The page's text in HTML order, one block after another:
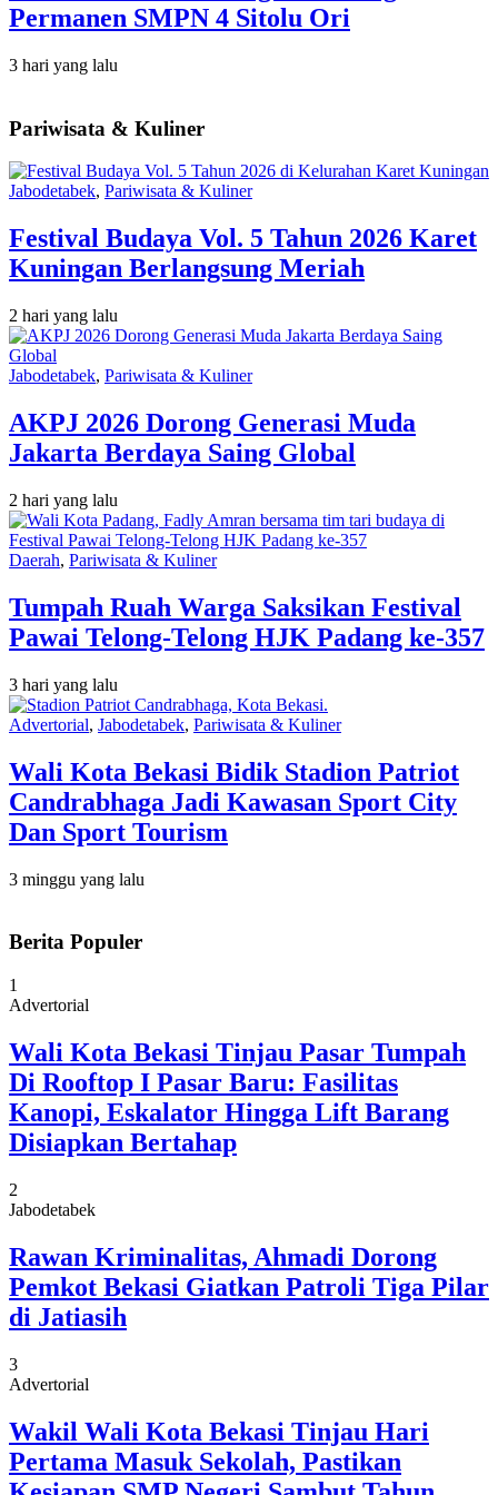
Permanen SMPN 4 Sitolu Ori
3 hari yang lalu
Pariwisata & Kuliner
Jabodetabek, Pariwisata & Kuliner
Festival Budaya Vol. 5 Tahun 2026 Karet
Kuningan Berlangsung Meriah
2 hari yang lalu
Jabodetabek, Pariwisata & Kuliner
AKPJ 2026 Dorong Generasi Muda
Jakarta Berdaya Saing Global
2 hari yang lalu
Daerah, Pariwisata & Kuliner
Tumpah Ruah Warga Saksikan Festival
Pawai Telong-Telong HJK Padang ke-357
3 hari yang lalu
Advertorial, Jabodetabek, Pariwisata & Kuliner
Wali Kota Bekasi Bidik Stadion Patriot
Candrabhaga Jadi Kawasan Sport City
Dan Sport Tourism
3 minggu yang lalu
Berita Populer
1
Advertorial
Wali Kota Bekasi Tinjau Pasar Tumpah
Di Rooftop I Pasar Baru: Fasilitas
Kanopi, Eskalator Hingga Lift Barang
Disiapkan Bertahap
2
Jabodetabek
Rawan Kriminalitas, Ahmadi Dorong
Pemkot Bekasi Giatkan Patroli Tiga Pilar
di Jatiasih
3
Advertorial
Wakil Wali Kota Bekasi Tinjau Hari
Pertama Masuk Sekolah, Pastikan